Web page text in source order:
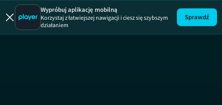
Wypróbuj aplikację mobilną
Korzystaj z łatwiejszej nawigacji i ciesz się szybszym
działaniem
Sprawdź